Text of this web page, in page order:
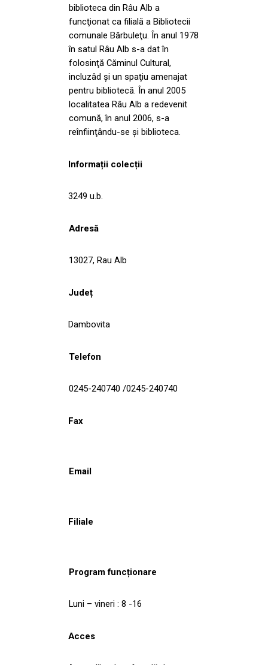
biblioteca din Râu Alb a
funcţionat ca filială a Bibliotecii
comunale Bărbuleţu. În anul 1978
în satul Râu Alb s-a dat în
folosinţă Căminul Cultural,
incluzâd şi un spaţiu amenajat
pentru bibliotecă. În anul 2005
localitatea Râu Alb a redevenit
comună, în anul 2006, s-a
reînfiinţându-se şi biblioteca.
Informații colecții
3249 u.b.
Adresă
13027, Rau Alb
Județ
Dambovita
Telefon
0245-240740 /0245-240740
Fax
Email
Filiale
Program funcționare
Luni – vineri : 8 -16
Acces